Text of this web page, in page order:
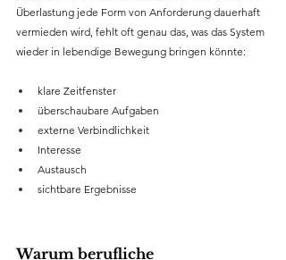
Überlastung jede Form von Anforderung dauerhaft
vermieden wird, fehlt oft genau das, was das System
wieder in lebendige Bewegung bringen könnte:
klare Zeitfenster
überschaubare Aufgaben
externe Verbindlichkeit
Interesse
Austausch
sichtbare Ergebnisse
Warum berufliche